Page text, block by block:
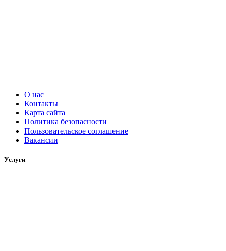
О нас
Контакты
Карта сайта
Политика безопасности
Пользовательское соглашение
Вакансии
Услуги